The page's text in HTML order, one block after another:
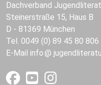
Dachverband
Steinerstraße 15, Haus B
D - 81369 München
Tel. 0049 (0) 89 45 80 806
E-Mail info